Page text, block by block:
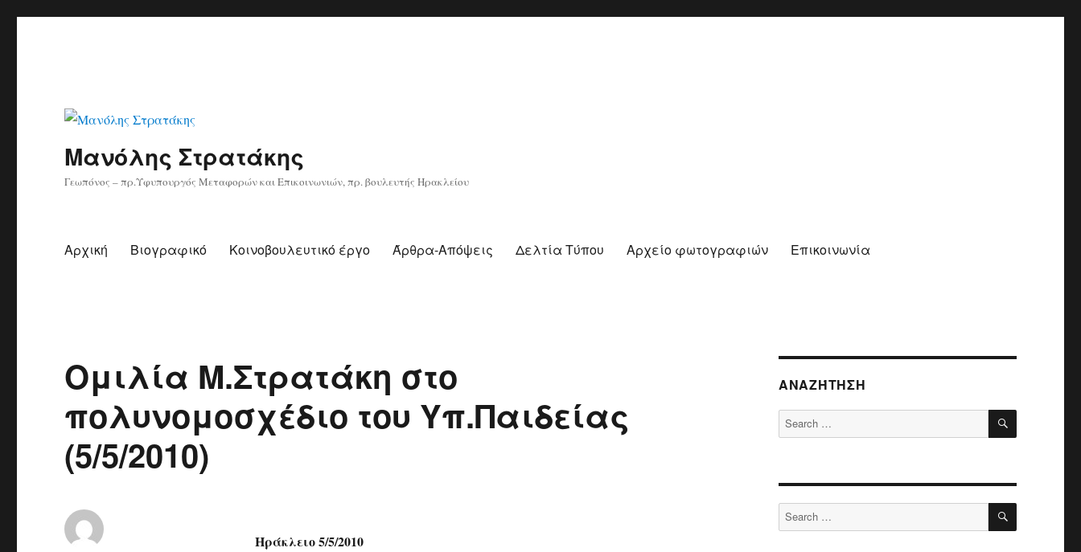
Μανόλης Στρατάκης
Γεωπόνος – πρ.Υφυπουργός Μεταφορών και Επικοινωνιών, πρ. βουλευτής Ηρακλείου
Αρχική Βιογραφικό Κοινοβουλευτικό έργο Άρθρα-Απόψεις Δελτία Τύπου Αρχείο φωτογραφιών Επικοινωνία
Ομιλία Μ.Στρατάκη στο
πολυνομοσχέδιο του Υπ.Παιδείας
(5/5/2010)
Ηράκλειο 5/5/2010
ΑΝΑΖΉΤΗΣΗ
Search
for:
SEARCH
Search
for:
SEARCH